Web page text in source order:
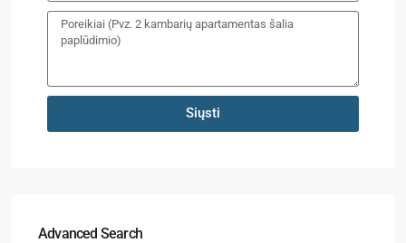
Siųsti
Advanced Search